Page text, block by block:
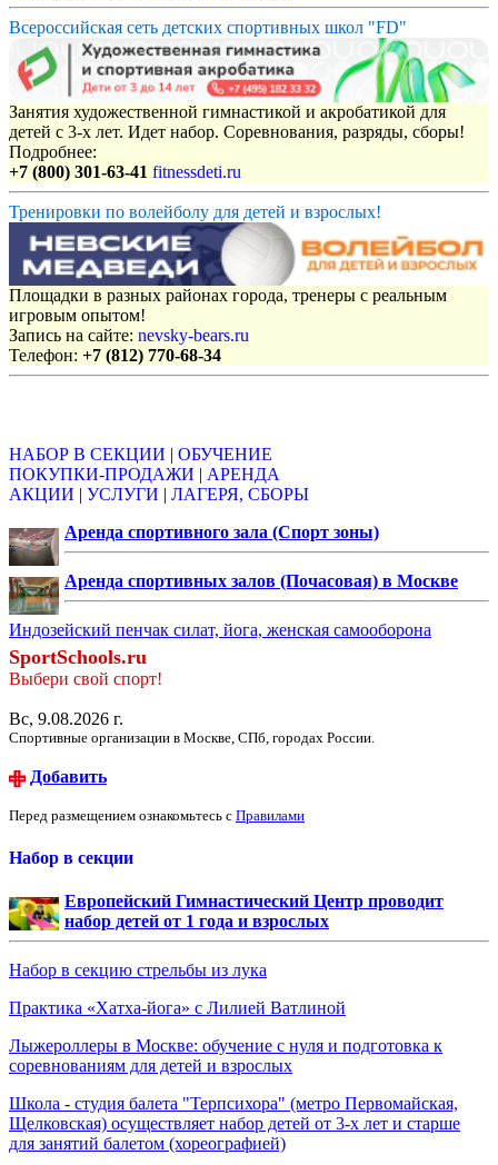
Всероссийская сеть детских спортивных школ "FD"
Занятия художественной гимнастикой и акробатикой для
детей с 3-х лет. Идет набор. Соревнования, разряды, сборы!
Подробнее:
+7 (800) 301-63-41 fitnessdeti.ru
Тренировки по волейболу для детей и взрослых!
Площадки в разных районах города, тренеры с реальным
игровым опытом!
Запись на сайте: nevsky-bears.ru
Телефон: +7 (812) 770-68-34
НАБОР В СЕКЦИИ | ОБУЧЕНИЕ
ПОКУПКИ-ПРОДАЖИ | АРЕНДА
АКЦИИ | УСЛУГИ | ЛАГЕРЯ, СБОРЫ
Аренда спортивного зала (Спорт зоны)
Аренда спортивных залов (Почасовая) в Москве
Индозейский пенчак силат, йога, женская самооборона
SportSchools.ru
Выбери свой спорт!
Вс, 9.08.2026 г.
Спортивные организации в Москве, СПб, городах России.
Добавить
Перед размещением ознакомьтесь с Правилами
Набор в секции
Европейский Гимнастический Центр проводит
набор детей от 1 года и взрослых
Набор в секцию стрельбы из лука
Практика «Хатха-йога» с Лилией Ватлиной
Лыжероллеры в Москве: обучение с нуля и подготовка к
соревнованиям для детей и взрослых
Школа - студия балета "Терпсихора" (метро Первомайская,
Щелковская) осуществляет набор детей от 3-х лет и старше
для занятий балетом (хореографией)